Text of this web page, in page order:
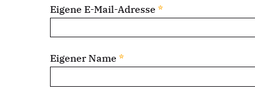
Eigene E-Mail-Adresse *
Eigener Name *